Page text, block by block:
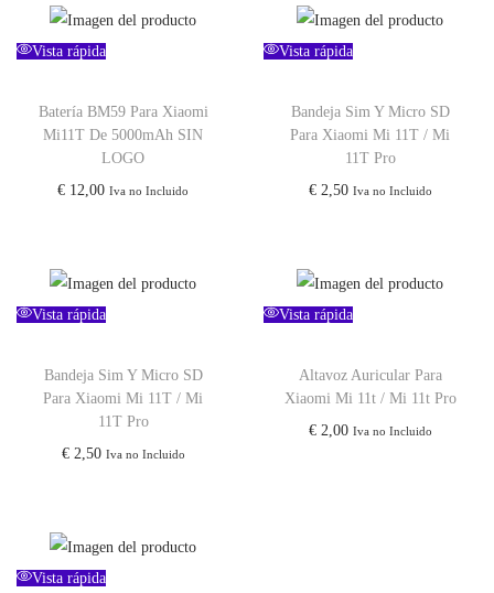
Vista rápida
Batería BM59 Para Xiaomi
Mi11T De 5000mAh SIN
LOGO
€ 12,00 Iva no Incluido
Vista rápida
Bandeja Sim Y Micro SD
Para Xiaomi Mi 11T / Mi
11T Pro
€2,50 Iva no Incluido
Vista rápida
Bandeja Sim Y Micro SD
Para Xiaomi Mi 11T / Mi
11T Pro
€2,50 Iva no Incluido
Vista rápida
Altavoz Auricular Para
Xiaomi Mi 11t / Mi 11t Pro
€2,00 Iva no Incluido
Vista rápida